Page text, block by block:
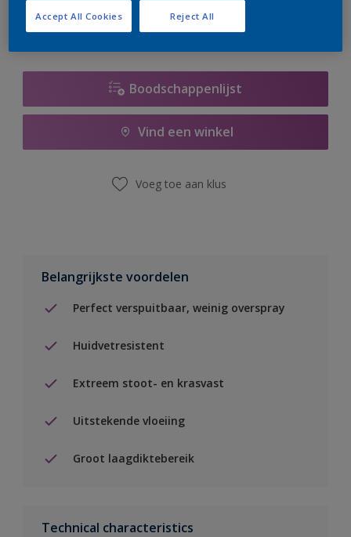
Boodschappenlijst
Vind een winkel
Voeg toe aan klus
Belangrijkste voordelen
Perfect verspuitbaar, weinig overspray
Huidvetresistent
Extreem stoot- en krasvast
Uitstekende vloeiing
Groot laagdiktebereik
Technical characteristics
Reject All
Accept All Cookies